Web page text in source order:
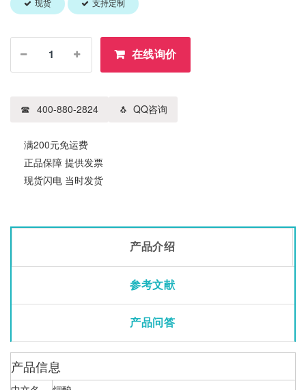
现货 支持定制
在线询价
QQ咨询
400-880-2824
满200元免运费
正品保障 提供发票
现货闪电 当时发货
产品介绍
参考文献
产品问答
产品信息